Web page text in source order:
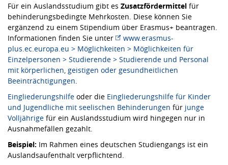
Für ein Auslandsstudium gibt es Zusatzfördermittel für
behinderungsbedingte Mehrkosten. Diese können Sie
ergänzend zu einem Stipendium über Erasmus+ beantragen.
Informationen finden Sie unter
www.erasmus-
plus.ec.europa.eu > Möglichkeiten > Möglichkeiten für
Einzelpersonen > Studierende > Studierende und Personal
mit körperlichen, geistigen oder gesundheitlichen
Beeinträchtigungen
Eingliederungshilfe oder die Eingliederungshilfe für Kinder
und Jugendliche mit seelischen Behinderungen für junge
Volljährige für ein Auslandsstudium wird hingegen nur in
Ausnahmefällen gezahlt.
Beispiel: Im Rahmen eines deutschen Studiengangs ist ein
Auslandsaufenthalt verpflichtend.